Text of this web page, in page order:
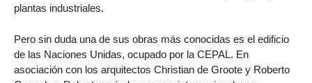
plantas industriales.
Pero sin duda una de sus obras más conocidas es el edificio
de las Naciones Unidas, ocupado por la CEPAL. En
asociación con los arquitectos Christian de Groote y Roberto